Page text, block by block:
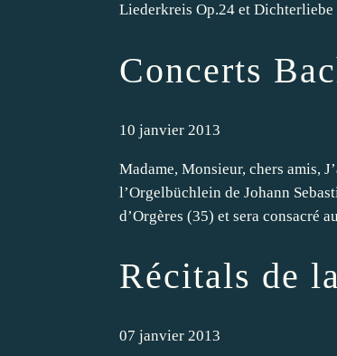
Liederkreis Op.24 et Dichterliebe
Concerts
10 janvier 2013
Madame, Monsieur, chers amis,
l’Orgelbüchlein de Johann
d’Orgères (35) et sera consacré
Récitals de
07 janvier 2013